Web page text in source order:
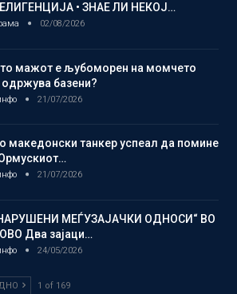
• ЗНАЕ ЛИ НЕКОЈ…
02/08/2026
мажот е љубоморен на момчето
базени?
21/07/2026
македонски танкер успеал да помине
21/07/2026
МЕЃУЗАЈАЧКИ ОДНОСИ“ ВО
Два зајаци…
24/05/2026
1 of 169